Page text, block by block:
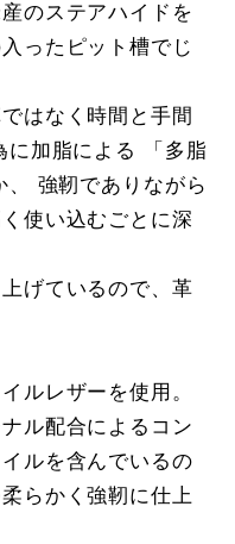
のステアハイドを
ったピット槽でじ
はなく時間と手間
に加脂による 「多脂
強靭でありながら
使い込むごとに深
げているので、革
ルレザーを使用。
ル配合によるコン
ルを含んでいるの
らかく強靭に仕上